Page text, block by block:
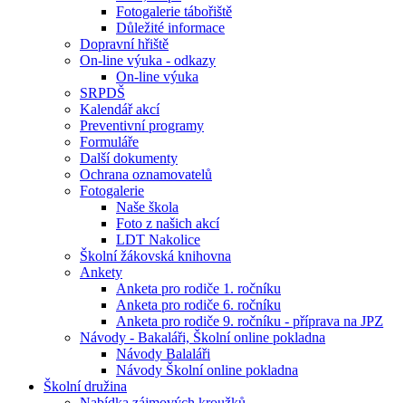
Fotogalerie tábořiště
Důležité informace
Dopravní hřiště
On-line výuka - odkazy
On-line výuka
SRPDŠ
Kalendář akcí
Preventivní programy
Formuláře
Další dokumenty
Ochrana oznamovatelů
Fotogalerie
Naše škola
Foto z našich akcí
LDT Nakolice
Školní žákovská knihovna
Ankety
Anketa pro rodiče 1. ročníku
Anketa pro rodiče 6. ročníku
Anketa pro rodiče 9. ročníku - příprava na JPZ
Návody - Bakaláři, Školní online pokladna
Návody Balaláři
Návody Školní online pokladna
Školní družina